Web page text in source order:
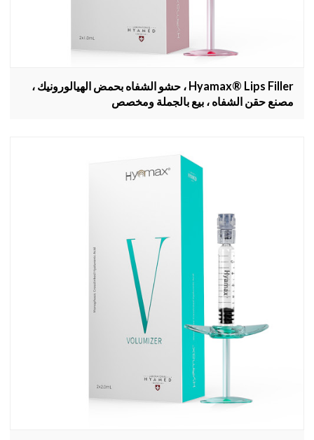
Hyamax® Lips Filler ، حشو الشفاه بحمض الهيالورونيك ،
مصنع حقن الشفاه ، بيع بالجملة ومخصص